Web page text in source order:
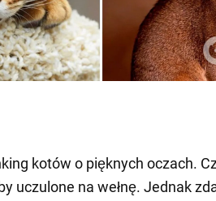
kotów o pięknych oczach.
uczulone na wełnę. Jednak